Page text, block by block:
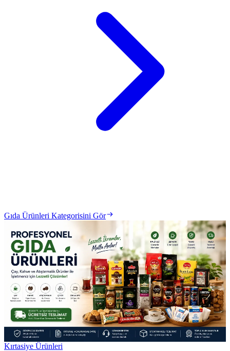
Gıda Ürünleri Kategorisini Gör
Kırtasiye Ürünleri